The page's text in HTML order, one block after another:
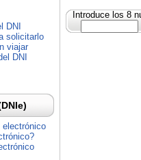
Introduce los 8
DNI
solicitarlo
viajar
DNI